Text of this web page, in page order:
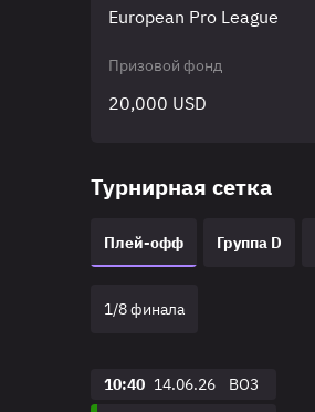
European Pro League
Призовой фонд
20,000 USD
Турнирная сетка
Плей-офф Группа D
1/8 финала
10:40 14.06.26
BO3